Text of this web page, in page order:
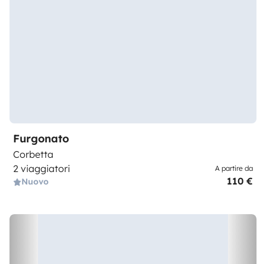
Furgonato
Corbetta
2 viaggiatori
Nuovo
A partire da
110 €